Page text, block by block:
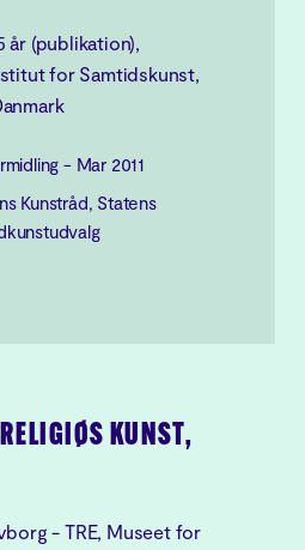
år (publikation),
for Samtidskunst,
- Mar 2011
Kunstråd, Statens
KUNST,
- TRE, Museet for